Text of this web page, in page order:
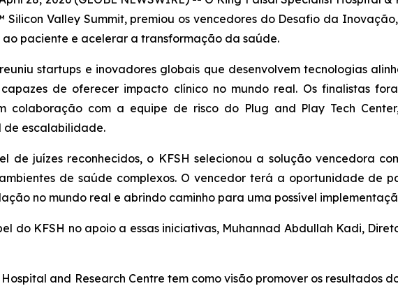
Silicon Valley Summit, premiou os vencedores do Desafio da
paciente e acelerar a transformação da saúde.
startups e inovadores globais que desenvolvem tecnologias
de oferecer impacto clínico no mundo real. Os finalistas
colaboração com a equipe de risco do Plug and Play Tech
de escalabilidade.
de juízes reconhecidos, o KFSH selecionou a solução vencedora
de saúde complexos. O vencedor terá a oportunidade de
no mundo real e abrindo caminho para uma possível
do KFSH no apoio a essas iniciativas, Muhannad Abdullah Kadi,
and Research Centre tem como visão promover os resultados